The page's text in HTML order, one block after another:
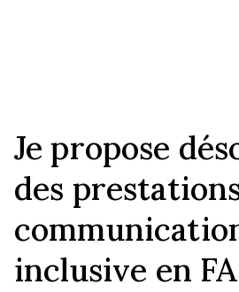
Je propose
des
inclusive en